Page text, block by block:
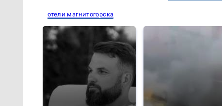
отели магнитогорска